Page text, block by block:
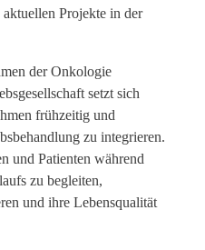
aktuellen Projekte in der
der Onkologie
setzt sich
frühzeitig und
zu integrieren.
und Patienten während
zu begleiten,
und ihre Lebensqualität